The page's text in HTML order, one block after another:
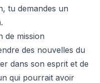
tu demandes un
de mission
des nouvelles du
dans son esprit et de
qui pourrait avoir